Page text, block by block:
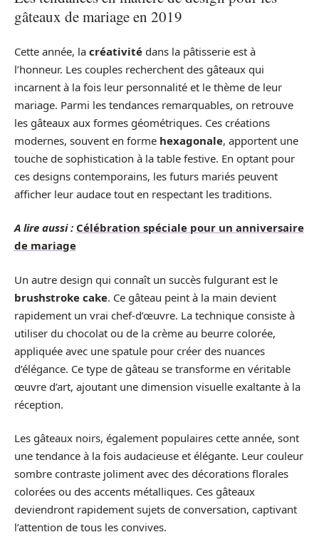
gâteaux de mariage en 2019
Cette année, la créativité dans la pâtisserie est à
l’honneur. Les couples recherchent des gâteaux qui
incarnent à la fois leur personnalité et le thème de leur
mariage. Parmi les tendances remarquables, on retrouve
les gâteaux aux formes géométriques. Ces créations
modernes, souvent en forme hexagonale, apportent une
touche de sophistication à la table festive. En optant pour
ces designs contemporains, les futurs mariés peuvent
afficher leur audace tout en respectant les traditions.
A lire aussi : Célébration spéciale pour un anniversaire
de mariage
Un autre design qui connaît un succès fulgurant est le
brushstroke cake. Ce gâteau peint à la main devient
rapidement un vrai chef-d’œuvre. La technique consiste à
utiliser du chocolat ou de la crème au beurre colorée,
appliquée avec une spatule pour créer des nuances
d’élégance. Ce type de gâteau se transforme en véritable
œuvre d’art, ajoutant une dimension visuelle exaltante à la
réception.
Les gâteaux noirs, également populaires cette année, sont
une tendance à la fois audacieuse et élégante. Leur couleur
sombre contraste joliment avec des décorations florales
colorées ou des accents métalliques. Ces gâteaux
deviendront rapidement sujets de conversation, captivant
l’attention de tous les convives.